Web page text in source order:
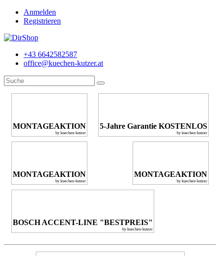
Anmelden
Registrieren
+43 6642582587
office@kuechen-kutzer.at
MONTAGEAKTION
by kuechen-kutzer
5-Jahre Garantie KOSTENLOS
by kuechen-kutzer
MONTAGEAKTION
by kuechen-kutzer
MONTAGEAKTION
by kuechen-kutzer
BOSCH ACCENT-LINE "BESTPREIS"
by kuechen-kutzer